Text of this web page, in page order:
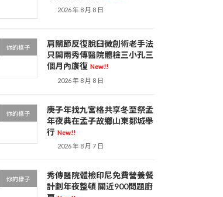
2026 年 8 月 8 日
你的樣子
肩關節反復脫臼微創術老手法
只開兩秀傳醫院體檢三小孔三
個月內康復 New!!
2026 年 8 月 8 日
你的樣子
庚子年找九宮格共享冬至祭孟
年夜典在孟子故鄉山東鄒城舉
行 New!!
2026 年 8 月 7 日
你的樣子
秀傳醫院體檢印尼免費營養餐
計劃年夜整頓 關近900問題廚